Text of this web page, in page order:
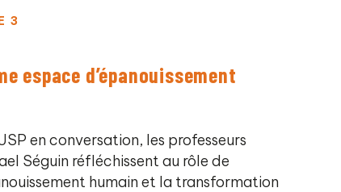
3
espace d’épanouissement
en conversation, les professeurs
Séguin réfléchissent au rôle de
humain et la transformation